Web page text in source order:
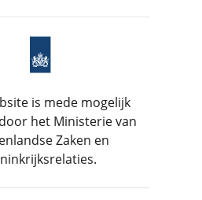
is mede mogelijk
het Ministerie van
Zaken en